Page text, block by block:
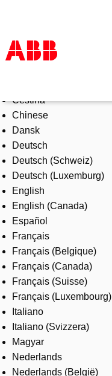
Products & Solutions
Industries
Services
About us
Where to buy
Contact us
Careers
Čeština
Chinese
Dansk
Deutsch
Deutsch (Schweiz)
Deutsch (Luxemburg)
English
English (Canada)
Español
Français
Français (Belgique)
Français (Canada)
Français (Suisse)
Français (Luxembourg)
Italiano
Italiano (Svizzera)
Magyar
Nederlands
Nederlands (België)